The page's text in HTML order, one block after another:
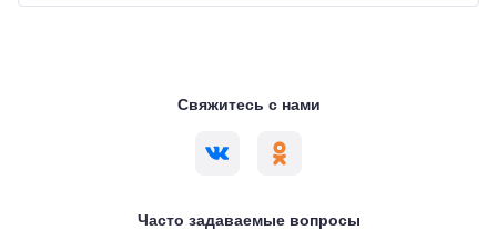
Свяжитесь с нами
Часто задаваемые вопросы